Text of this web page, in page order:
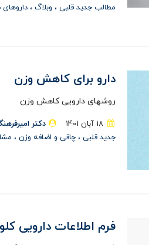
مطالب جدید قلبی
وبلاگ
دارو برای کاهش وزن
روشهای دارویی کاهش وزن
دکتر
جدید قلبی
چاقی و اضافه وزن
فرم اطلاعات دارویی